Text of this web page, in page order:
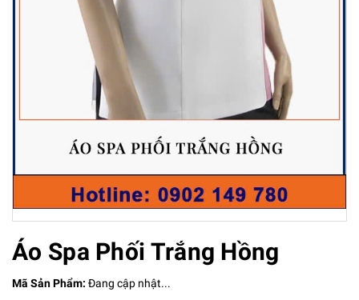
Áo Spa Phối Trắng Hồng
Mã Sản Phẩm: Đang cập nhật...